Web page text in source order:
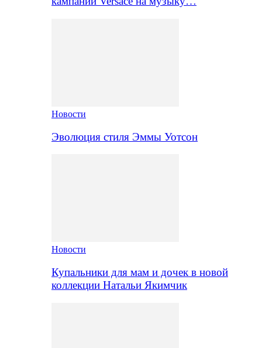
Новости
Эволюция стиля Эммы Уотсон
Новости
Купальники для мам и дочек в новой
коллекции Натальи Якимчик